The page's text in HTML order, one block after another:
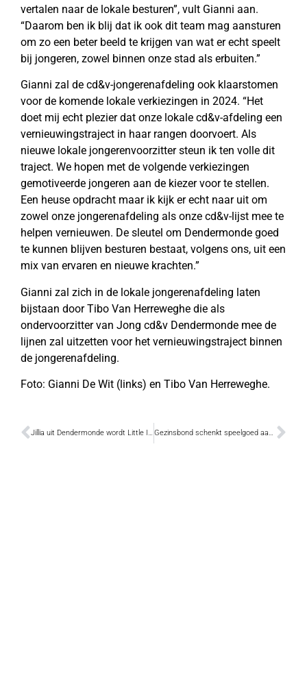
vertalen naar de lokale besturen”, vult Gianni aan.
“Daarom ben ik blij dat ik ook dit team mag aansturen
om zo een beter beeld te krijgen van wat er echt speelt
bij jongeren, zowel binnen onze stad als erbuiten.”
Gianni zal de cd&v-jongerenafdeling ook klaarstomen
voor de komende lokale verkiezingen in 2024. “Het
doet mij echt plezier dat onze lokale cd&v-afdeling een
vernieuwingstraject in haar rangen doorvoert. Als
nieuwe lokale jongerenvoorzitter steun ik ten volle dit
traject. We hopen met de volgende verkiezingen
gemotiveerde jongeren aan de kiezer voor te stellen.
Een heuse opdracht maar ik kijk er echt naar uit om
zowel onze jongerenafdeling als onze cd&v-lijst mee te
helpen vernieuwen. De sleutel om Dendermonde goed
te kunnen blijven besturen bestaat, volgens ons, uit een
mix van ervaren en nieuwe krachten.”
Gianni zal zich in de lokale jongerenafdeling laten
bijstaan door Tibo Van Herreweghe die als
ondervoorzitter van Jong cd&v Dendermonde mee de
lijnen zal uitzetten voor het vernieuwingstraject binnen
de jongerenafdeling.
Foto: Gianni De Wit (links) en Tibo Van Herreweghe.
Jillia uit Dendermonde wordt Little Inez in ‘Hairspray’ Gezinsbond schenkt speelgoed aan gemeente Lebbeke